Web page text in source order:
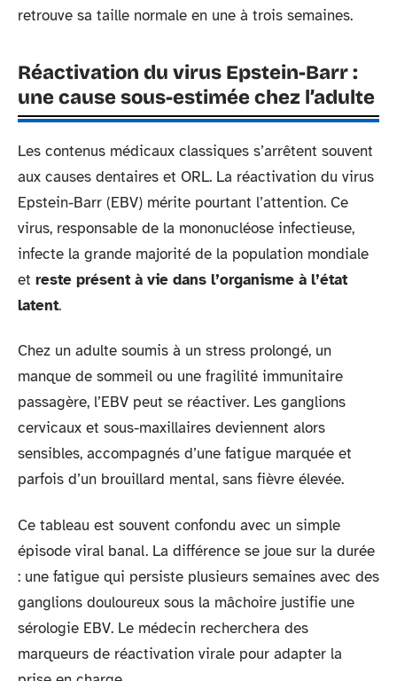
retrouve sa taille normale en une à trois semaines.
Réactivation du virus Epstein-Barr :
une cause sous-estimée chez l’adulte
Les contenus médicaux classiques s’arrêtent souvent
aux causes dentaires et ORL. La réactivation du virus
Epstein-Barr (EBV) mérite pourtant l’attention. Ce
virus, responsable de la mononucléose infectieuse,
infecte la grande majorité de la population mondiale
et reste présent à vie dans l’organisme à l’état
latent.
Chez un adulte soumis à un stress prolongé, un
manque de sommeil ou une fragilité immunitaire
passagère, l’EBV peut se réactiver. Les ganglions
cervicaux et sous-maxillaires deviennent alors
sensibles, accompagnés d’une fatigue marquée et
parfois d’un brouillard mental, sans fièvre élevée.
Ce tableau est souvent confondu avec un simple
épisode viral banal. La différence se joue sur la durée
: une fatigue qui persiste plusieurs semaines avec des
ganglions douloureux sous la mâchoire justifie une
sérologie EBV. Le médecin recherchera des
marqueurs de réactivation virale pour adapter la